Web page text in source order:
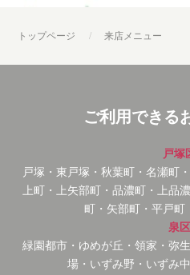
トップページ 来店メニュー
ご利用できる
戸塚
戸塚・東戸塚・秋葉町・名瀬町
上町・上矢部町・品濃町・上品
町・矢部町・平戸町
泉区
緑園都市・ゆめが丘・領家・弥
場・いずみ野・いずみ